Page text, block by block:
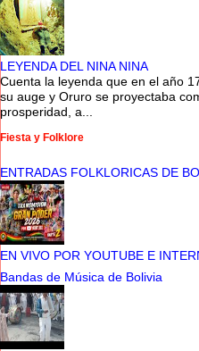
LEYENDA DEL NINA NINA
Cuenta la leyenda que en el año
su auge y Oruro se proyectaba
prosperidad, a...
Fiesta y Folklore
ENTRADAS FOLKLORICAS DE
EN VIVO POR YOUTUBE E
Bandas de Música de Bolivia